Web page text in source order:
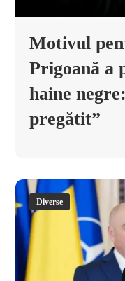
Motivul
Prigoană a
haine
pregătit”
Diverse